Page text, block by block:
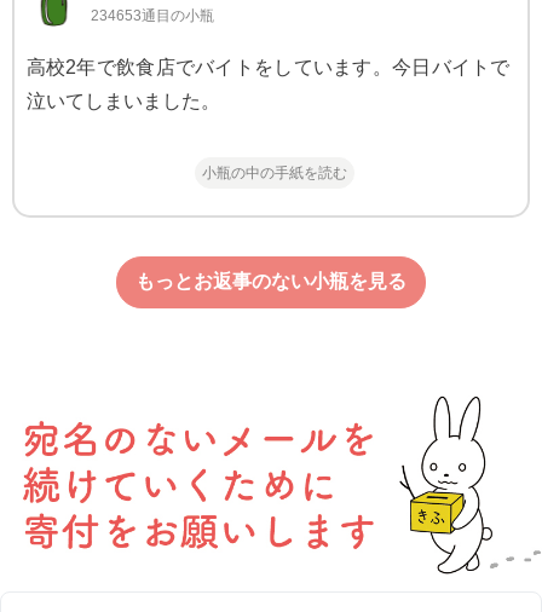
234653通目の小瓶
高校2年で飲食店でバイトをしています。今日バイトで
泣いてしまいました。
小瓶の中の手紙を読む
もっとお返事のない小瓶を見る